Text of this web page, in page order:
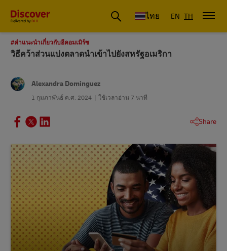
ดีเอชแอล ประเทศไทย ไทย EN TH
#คําแนะนําเกี่ยวกับอีคอมเมิร์ซ
วิธีคว้าส่วนแบ่งตลาดนำเข้าไปยังสหรัฐอเมริกา
Alexandra Dominguez
1 กุมภาพันธ์ ค.ศ. 2024 ใช้เวลาอ่าน 7 นาที
Share